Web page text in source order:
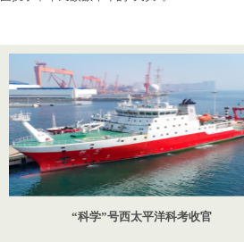
“科学”号西太平洋科考收官